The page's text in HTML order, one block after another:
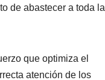
de abastecer a toda la
que optimiza el
atención de los